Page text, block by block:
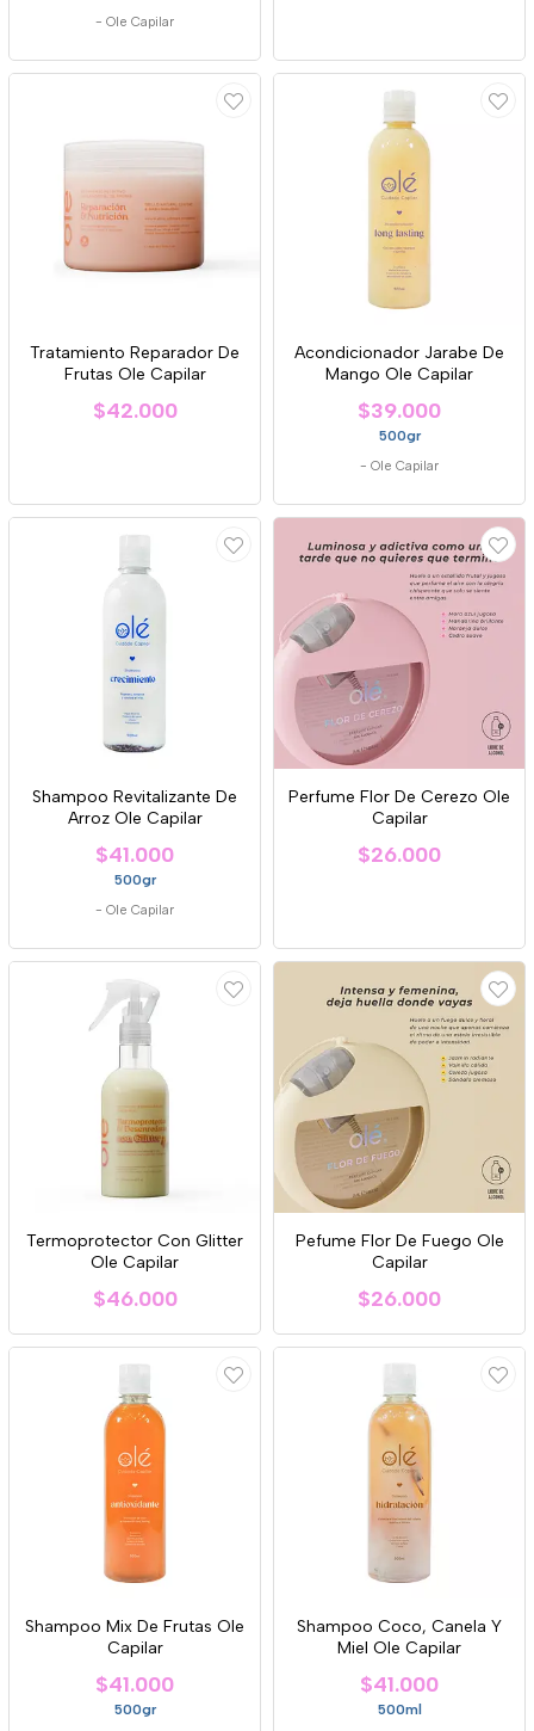
- Ole Capilar
Tratamiento Reparador De
Frutas Ole Capilar
$42.000
Acondicionador Jarabe De
Mango Ole Capilar
$39.000
500gr
- Ole Capilar
Shampoo Revitalizante De
Arroz Ole Capilar
$41.000
500gr
- Ole Capilar
Perfume Flor De Cerezo Ole
Capilar
$26.000
Termoprotector Con Glitter
Ole Capilar
$46.000
Pefume Flor De Fuego Ole
Capilar
$26.000
Shampoo Mix De Frutas Ole
Capilar
$41.000
500gr
Shampoo Coco, Canela Y
Miel Ole Capilar
$41.000
500ml